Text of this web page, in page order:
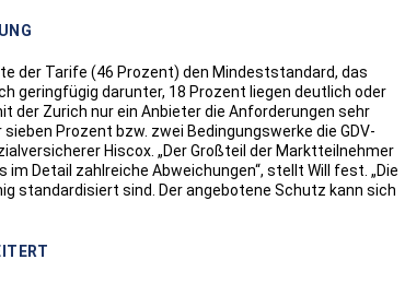
der Tarife (46 Prozent) den Mindeststandard, das
geringfügig darunter, 18 Prozent liegen deutlich oder
der Zurich nur ein Anbieter die Anforderungen sehr
Prozent bzw. zwei Bedingungswerke die GDV-
Hiscox. „Der Großteil der Marktteilnehmer
Detail zahlreiche Abweichungen“, stellt Will fest. „Die
standardisiert sind. Der angebotene Schutz kann sich